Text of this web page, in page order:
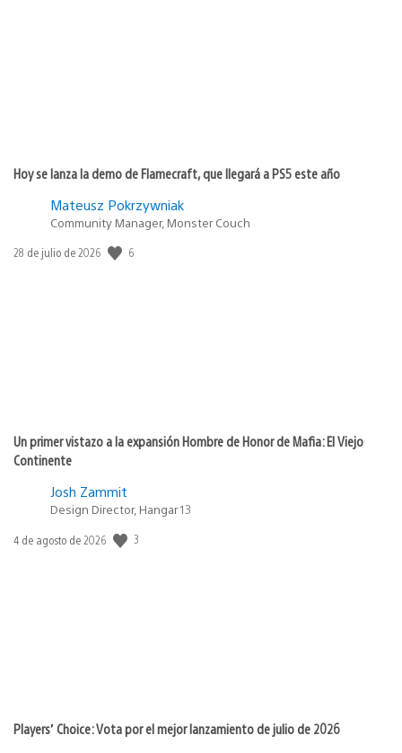
Hoy se lanza la demo de Flamecraft, que llegará a PS5 este año
Mateusz Pokrzywniak
Community Manager, Monster Couch
Fecha
28 de julio de 2026 6
Un primer vistazo a la expansión Hombre de Honor de Mafia: El Viejo
Continente
Josh Zammit
Design Director, Hangar 13
Fecha
4 de agosto de 2026 3
Players’ Choice: Vota por el mejor lanzamiento de julio de 2026